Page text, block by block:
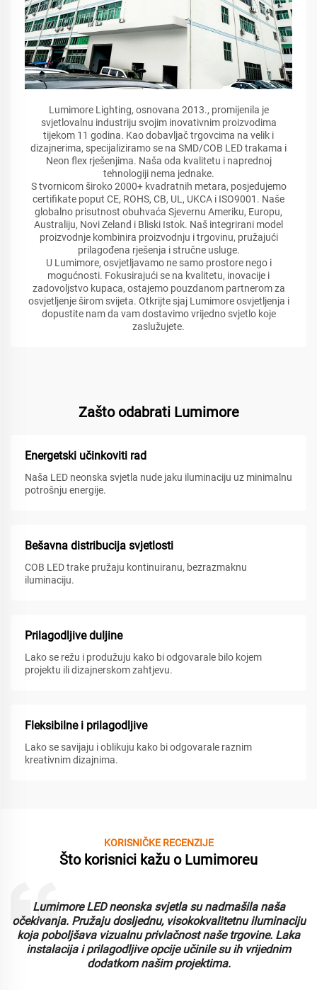
Lumimore Lighting, osnovana 2013., promijenila je
svjetlovalnu industriju svojim inovativnim proizvodima
tijekom 11 godina. Kao dobavljač trgovcima na velik i
dizajnerima, specijaliziramo se na SMD/COB LED trakama i
Neon flex rješenjima. Naša oda kvalitetu i naprednoj
tehnologiji nema jednake.
S tvornicom široko 2000+ kvadratnih metara, posjedujemo
certifikate poput CE, ROHS, CB, UL, UKCA i ISO9001. Naše
globalno prisutnost obuhvaća Sjevernu Ameriku, Europu,
Australiju, Novi Zeland i Bliski Istok. Naš integrirani model
proizvodnje kombinira proizvodnju i trgovinu, pružajući
prilagođena rješenja i stručne usluge.
U Lumimore, osvjetljavamo ne samo prostore nego i
mogućnosti. Fokusirajući se na kvalitetu, inovacije i
zadovoljstvo kupaca, ostajemo pouzdanom partnerom za
osvjetljenje širom svijeta. Otkrijte sjaj Lumimore osvjetljenja i
dopustite nam da vam dostavimo vrijedno svjetlo koje
zaslužujete.
Zašto odabrati Lumimore
Energetski učinkoviti rad
Naša LED neonska svjetla nude jaku iluminaciju uz minimalnu
potrošnju energije.
Bešavna distribucija svjetlosti
COB LED trake pružaju kontinuiranu, bezrazmaknu
iluminaciju.
Prilagodljive duljine
Lako se režu i produžuju kako bi odgovarale bilo kojem
projektu ili dizajnerskom zahtjevu.
Fleksibilne i prilagodljive
Lako se savijaju i oblikuju kako bi odgovarale raznim
kreativnim dizajnima.
KORISNIČKE RECENZIJE
Što korisnici kažu o Lumimoreu
Lumimore LED neonska svjetla su nadmašila naša
očekivanja. Pružaju dosljednu, visokokvalitetnu iluminaciju
koja poboljšava vizualnu privlačnost naše trgovine. Laka
instalacija i prilagodljive opcije učinile su ih vrijednim
dodatkom našim projektima.